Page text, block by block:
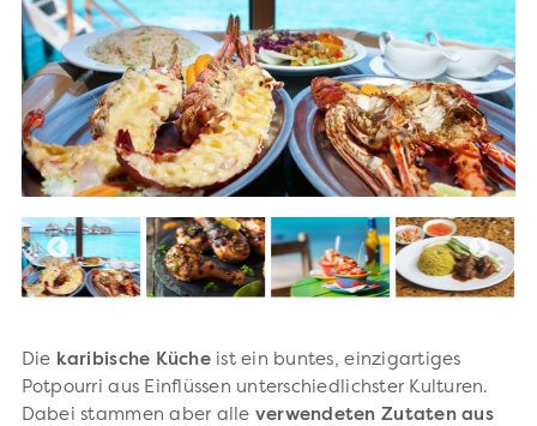
Die karibische Kücheist ein buntes, einzigartiges
Potpourri aus Einflüssen unterschiedlichster Kulturen.
Dabei stammen aber alle verwendeten Zutaten aus